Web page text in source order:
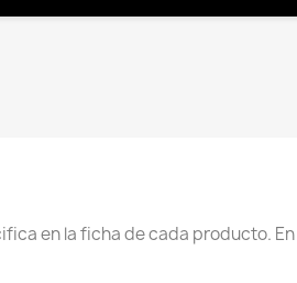
en la ficha de cada producto.